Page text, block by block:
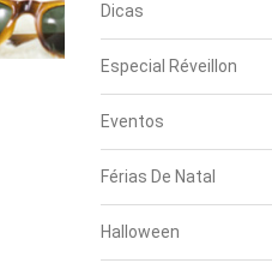
Dicas
Especial Réveillon
Eventos
Férias De Natal
Halloween